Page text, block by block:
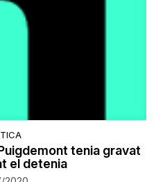
tenia gravat
el detenia